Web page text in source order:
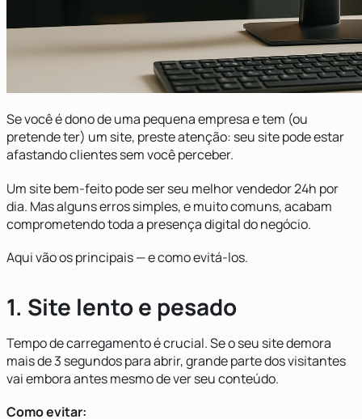
Se você é dono de uma pequena empresa e tem (ou
pretende ter) um site, preste atenção: seu site pode estar
afastando clientes sem você perceber.
Um site bem-feito pode ser seu melhor vendedor 24h por
dia. Mas alguns erros simples, e muito comuns, acabam
comprometendo toda a presença digital do negócio.
Aqui vão os principais — e como evitá-los.
1. Site lento e pesado
Tempo de carregamento é crucial. Se o seu site demora
mais de 3 segundos para abrir, grande parte dos visitantes
vai embora antes mesmo de ver seu conteúdo.
Como evitar: